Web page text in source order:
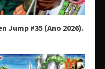
Jump #35 (Ano 2026).